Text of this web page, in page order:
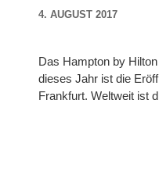
4. AUGUST 2017
Das Hampton by
dieses Jahr ist die
Frankfurt. Weltweit ist